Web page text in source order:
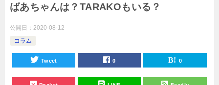
ばあちゃんは？TARAKOもいる？
公開日： 2020-08-12
コラム
Tweet 0 0